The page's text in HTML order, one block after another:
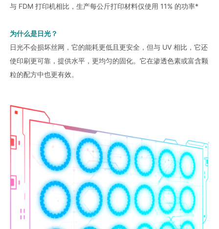
与 FDM 打印机相比，生产每公斤打印材料仅使用 11% 的功率*
为什么是日光？
日光不会损坏丝网，它的能耗更低且更安全，但与 UV 相比，它还
使印刷更可靠，提供水平，更均匀的固化。它在渗透色素或富含颗
粒的配方中也更有效。